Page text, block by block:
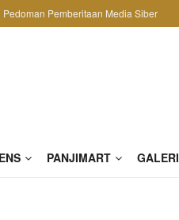
Pedoman Pemberitaan Media Siber
PANJIMART GALERI